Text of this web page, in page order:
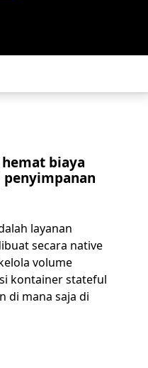
biaya
layanan
secara native
volume
kontainer stateful
di mana saja di